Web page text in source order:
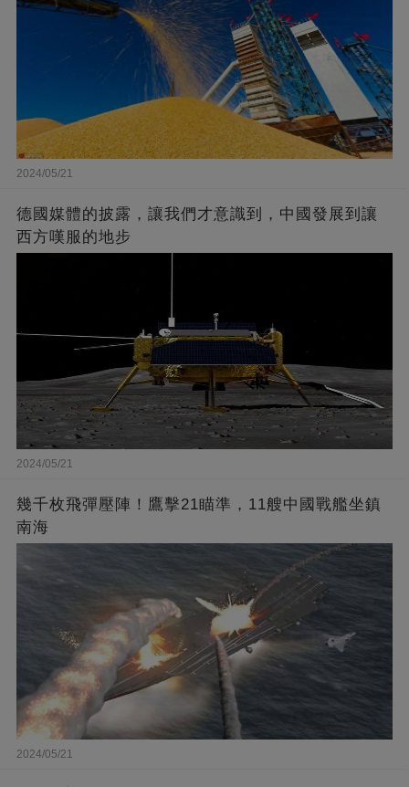
2024/05/21
德國媒體的披露，讓我們才意識到，中國發展到讓
西方嘆服的地步
2024/05/21
幾千枚飛彈壓陣！鷹擊21瞄準，11艘中國戰艦坐鎮
南海
2024/05/21